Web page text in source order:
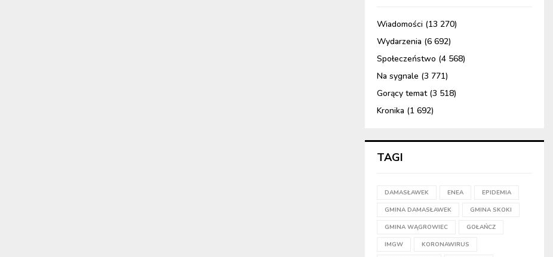
Wiadomości (13 270)
Wydarzenia (6 692)
Społeczeństwo (4 568)
Na sygnale (3 771)
Gorący temat(3 518)
Kronika (1 692)
TAGI
DAMASŁAWEK ENEA EPIDEMIA
GMINA DAMASŁAWEK GMINA SKOKI
GMINA WĄGROWIEC GOŁAŃCZ
IMGW KORONAWIRUS